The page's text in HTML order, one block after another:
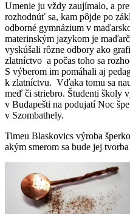
Umenie ju vždy zaujímalo, a
rozhodnúť sa, kam pôjde po
odborné gymnázium v
materinským jazykom je
vyskúšali rôzne odbory ako
zlatníctvo a počas toho sa
S výberom im pomáhali aj
k zlatníctvu. Vďaka tomu sa
meď či striebro. Študenti školy
v Budapešti na podujatí Noc
v Szombathely.
Timeu Blaskovics výroba
akým smerom sa bude jej